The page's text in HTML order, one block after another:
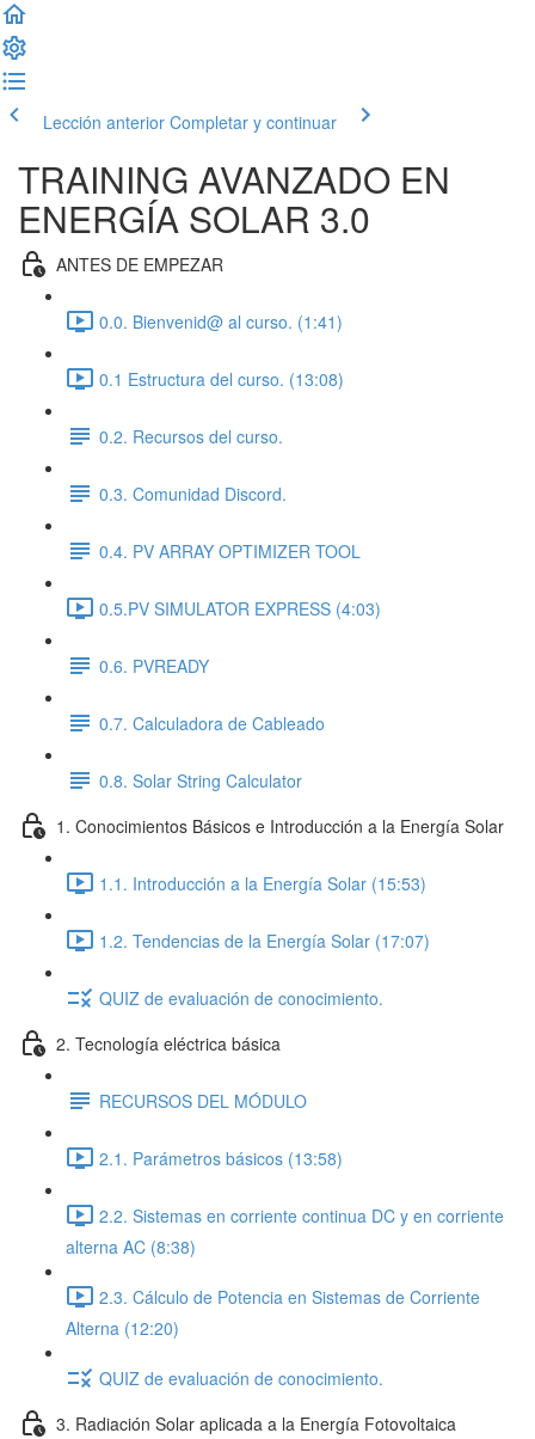
Lección anterior Completar y continuar
TRAINING AVANZADO EN
ENERGÍA SOLAR 3.0
ANTES DE EMPEZAR
0.0. Bienvenid@ al curso. (1:41)
0.1 Estructura del curso. (13:08)
0.2. Recursos del curso.
0.3. Comunidad Discord.
0.4. PV ARRAY OPTIMIZER TOOL
0.5.PV SIMULATOR EXPRESS (4:03)
0.6. PVREADY
0.7. Calculadora de Cableado
0.8. Solar String Calculator
1. Conocimientos Básicos e Introducción a la Energía Solar
1.1. Introducción a la Energía Solar (15:53)
1.2. Tendencias de la Energía Solar (17:07)
QUIZ de evaluación de conocimiento.
2. Tecnología eléctrica básica
RECURSOS DEL MÓDULO
2.1. Parámetros básicos (13:58)
2.2. Sistemas en corriente continua DC y en corriente
alterna AC (8:38)
2.3. Cálculo de Potencia en Sistemas de Corriente
Alterna (12:20)
QUIZ de evaluación de conocimiento.
3. Radiación Solar aplicada a la Energía Fotovoltaica